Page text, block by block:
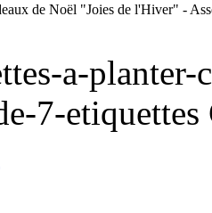
de Noël "Joies de l'Hiver" -
a-
7-etiquettes